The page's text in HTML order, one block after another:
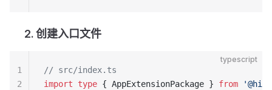
2. 创建入口文件
typescript
// src/index.ts
import type { AppExtensionPackage } from
1
2